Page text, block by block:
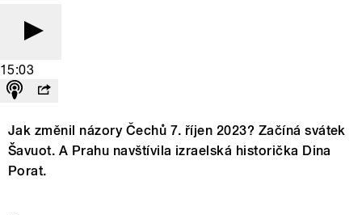
15:03
Jak změnil názory Čechů 7. říjen 2023? Začíná svátek
Šavuot. A Prahu navštívila izraelská historička Dina
Porat.